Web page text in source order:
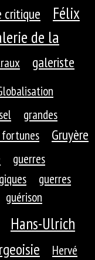
Félix
de la
galeriste
grandes
fortunes Gruyère
guerres
guerres
guérison
Hans-Ulrich
Hervé